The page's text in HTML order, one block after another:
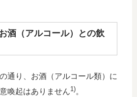
酒（アルコール）との飲
通り、お酒（アルコール類）に
喚起はありません1)。